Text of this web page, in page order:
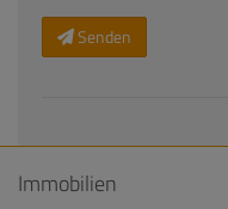
Senden
Immobilien